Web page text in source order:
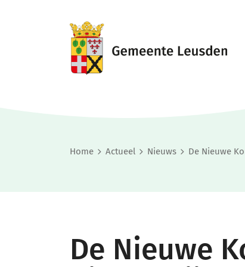
Home Actueel Nieuws De Nieuwe
De Nieuwe